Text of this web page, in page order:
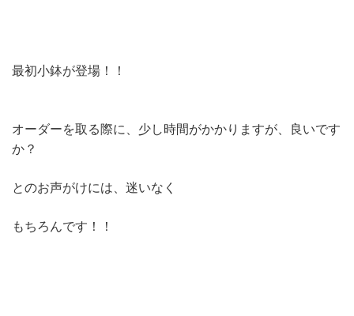
最初小鉢が登場！！
オーダーを取る際に、少し時間がかかりますが、良いです
か？
とのお声がけには、迷いなく
もちろんです！！